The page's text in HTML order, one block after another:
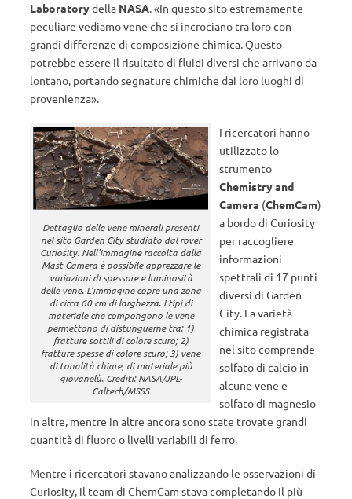
Laboratorydella NASA.«In questo sito estremamente
peculiare vediamo vene che si incrociano tra loro con
grandi differenze di composizione chimica. Questo
potrebbe essere il risultato di fluidi diversi che arrivano da
lontano, portando segnature chimiche dai loro luoghi di
provenienza».
Dettaglio delle vene minerali presenti
nel sito Garden City studiato dal rover
Curiosity. Nell’immagine raccolta dalla
Mast Camera è possibile apprezzare le
variazioni di spessore e luminosità
delle vene. L’immagine copre una zona
di circa 60 cm di larghezza. I tipi di
materiale che compongono le vene
permettono di distunguerne tra: 1)
fratture sottili di colore scuro; 2)
fratture spesse di colore scuro; 3) vene
di tonalità chiare, di materiale più
giovanelù. Crediti: NASA/JPL-
Caltech/MSSS
I ricercatori hanno
utilizzato lo
strumento
Chemistry and
Camera (ChemCam)
a bordo di Curiosity
per raccogliere
informazioni
spettrali di 17 punti
diversi di Garden
City. La varietà
chimica registrata
nel sito comprende
solfato di calcio in
alcune vene e
solfato di magnesio
in altre, mentre in altre ancora sono state trovate grandi
quantità di fluoro o livelli variabili di ferro.
Mentre i ricercatori stavano analizzando le osservazioni di
Curiosity, il team di ChemCam stava completando il più